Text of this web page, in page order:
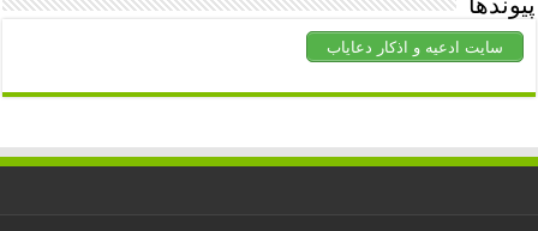
پیوندها
سایت ادعیه و اذکار دعایاب